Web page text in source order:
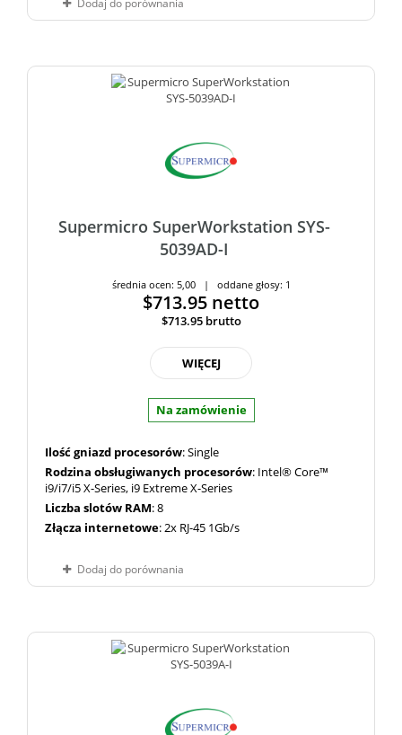
Dodaj do porównania
Supermicro SuperWorkstation SYS-
5039AD-I
średnia ocen: 5,00 | oddane głosy: 1
$713.95 netto
$713.95 brutto
WIĘCEJ
Na zamówienie
Ilość gniazd procesorów: Single
Rodzina obsługiwanych procesorów: Intel® Core™
i9/i7/i5 X-Series, i9 Extreme X-Series
Liczba slotów RAM: 8
Złącza internetowe: 2x RJ-45 1Gb/s
Dodaj do porównania